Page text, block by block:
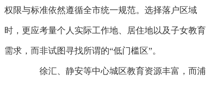
权限与标准依然遵循全市统一规范。选择落户区域
时，更应考量个人实际工作地、居住地以及子女教育
需求，而非试图寻找所谓的“低门槛区”。
徐汇、静安等中心城区教育资源丰富，而浦